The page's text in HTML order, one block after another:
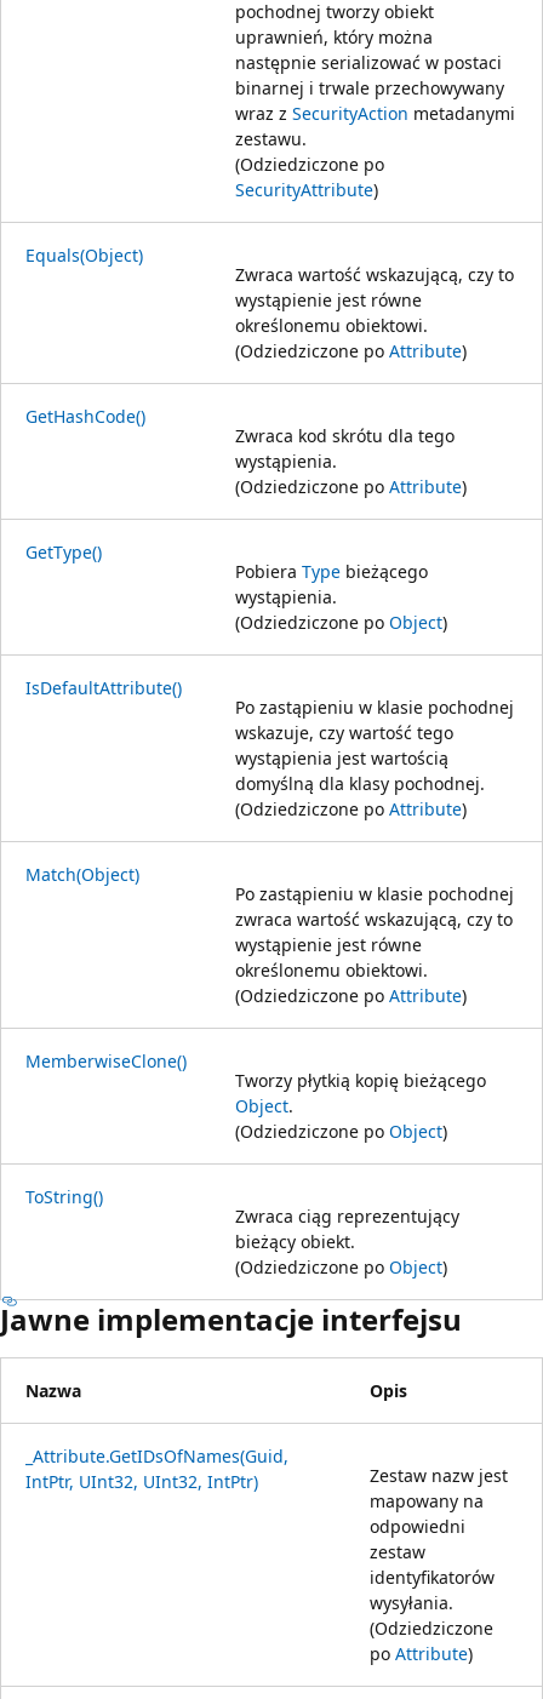
pochodnej tworzy obiekt
uprawnień, który można
następnie serializować w postaci
binarnej i trwale przechowywany
wraz z SecurityAction metadanymi
zestawu.
(Odziedziczone po
SecurityAttribute)
Equals(Object)
Zwraca wartość wskazującą, czy to
wystąpienie jest równe
określonemu obiektowi.
(Odziedziczone po Attribute)
GetHashCode()
Zwraca kod skrótu dla tego
wystąpienia.
(Odziedziczone po Attribute)
GetType()
Pobiera Type bieżącego
wystąpienia.
(Odziedziczone po Object)
IsDefaultAttribute()
Po zastąpieniu w klasie pochodnej
wskazuje, czy wartość tego
wystąpienia jest wartością
domyślną dla klasy pochodnej.
(Odziedziczone po Attribute)
Match(Object)
Po zastąpieniu w klasie pochodnej
zwraca wartość wskazującą, czy to
wystąpienie jest równe
określonemu obiektowi.
(Odziedziczone po Attribute)
MemberwiseClone()
Tworzy płytkią kopię bieżącego
Object.
(Odziedziczone po Object)
ToString()
Zwraca ciąg reprezentujący
bieżący obiekt.
(Odziedziczone po Object)
Jawne implementacje interfejsu
Nazwa Opis
_Attribute.GetIDsOfNames(Guid,
IntPtr, UInt32, UInt32, IntPtr)
Zestaw nazw jest
mapowany na
odpowiedni
zestaw
identyfikatorów
wysyłania.
(Odziedziczone
po Attribute)